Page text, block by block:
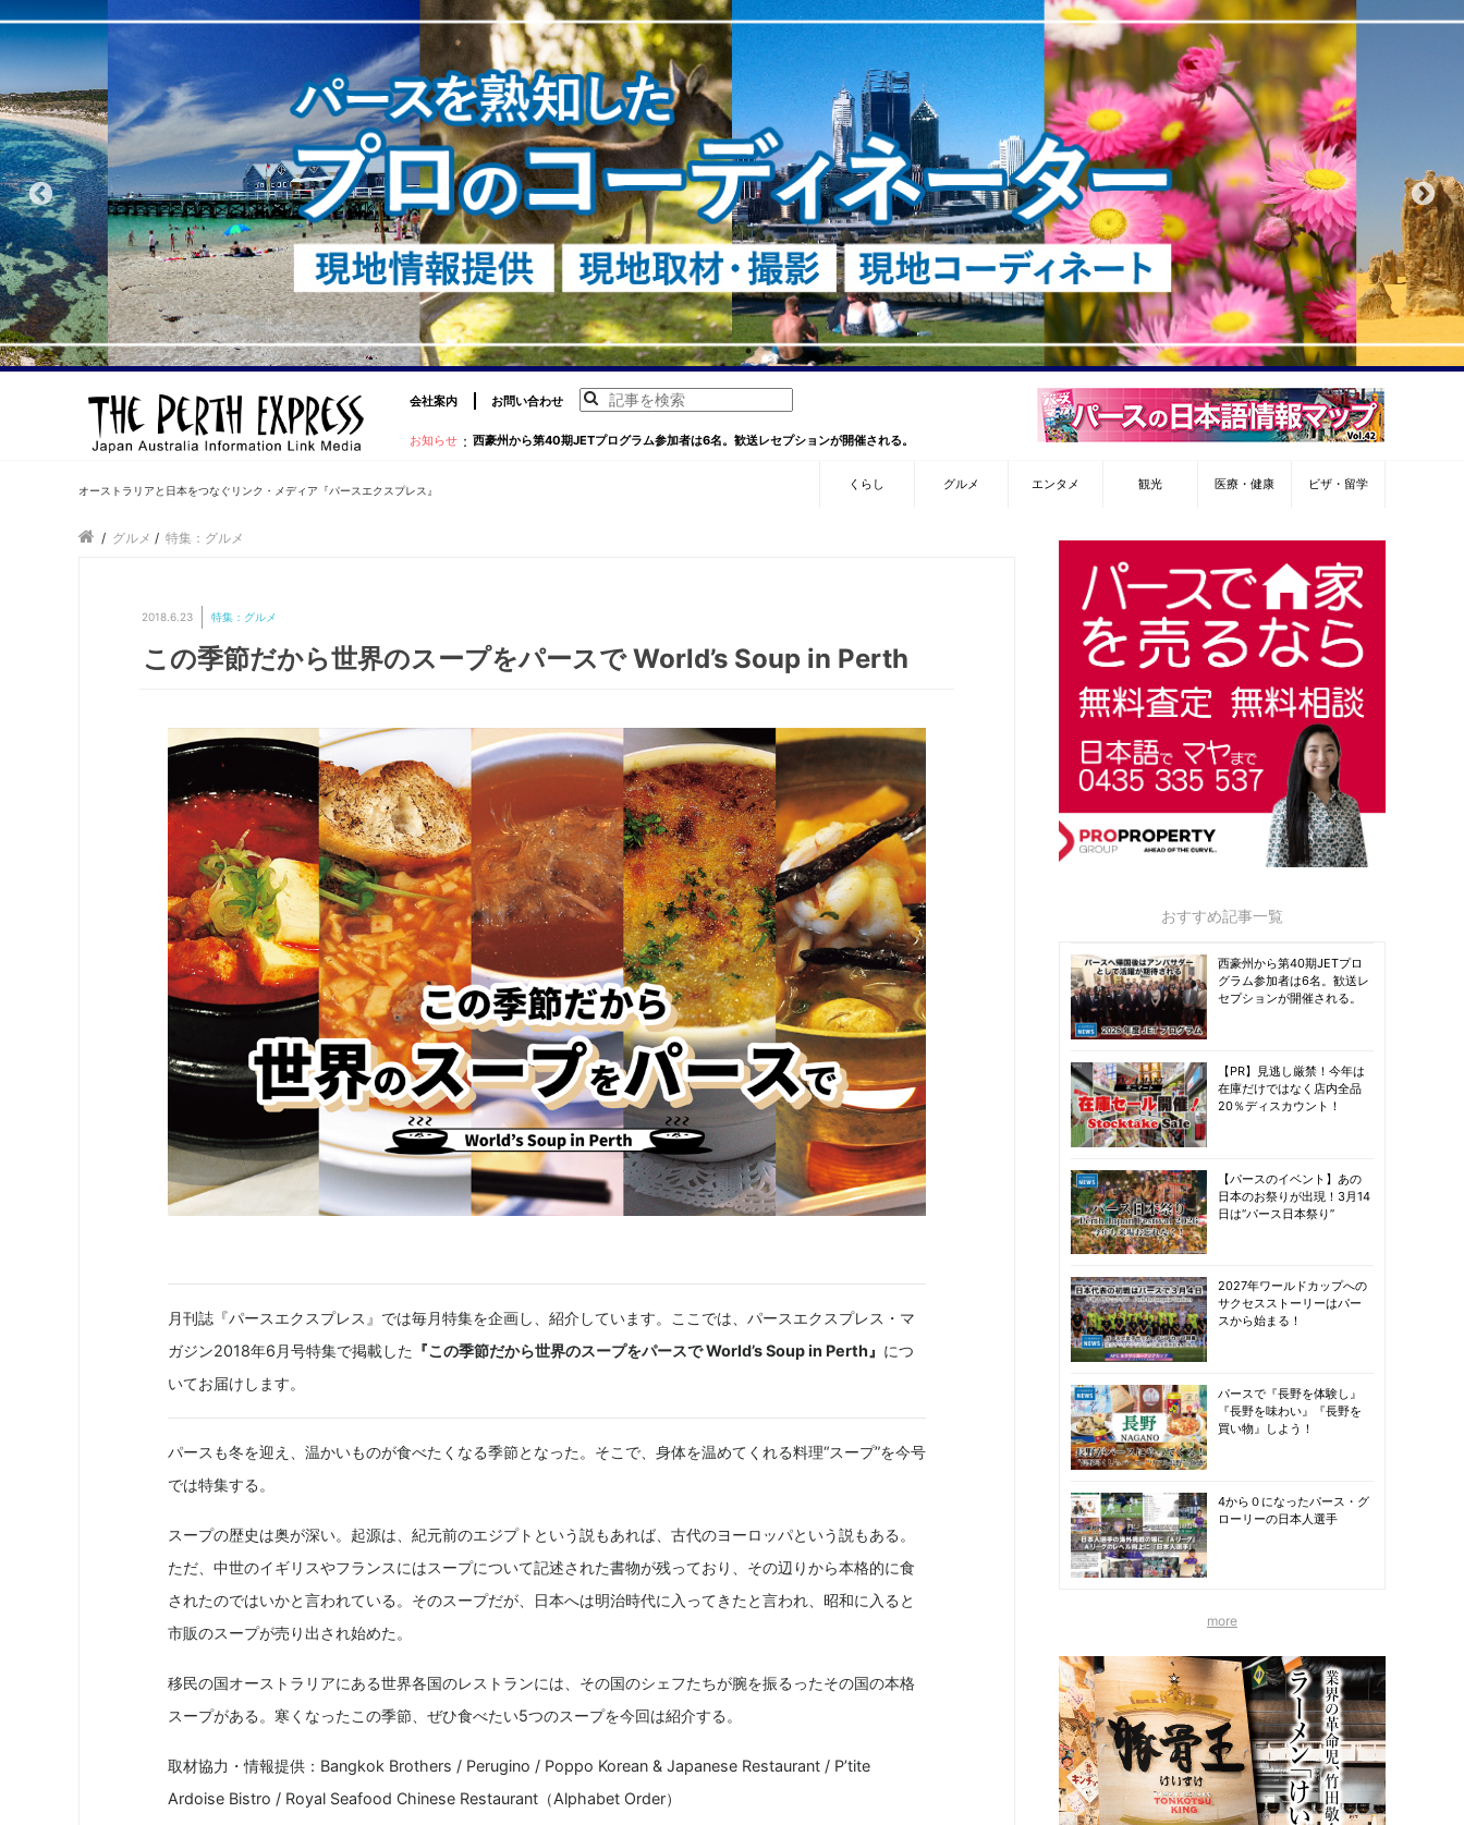
会社案内 お問い合わせ
お知らせ ： 西豪州から第40期JETプログラム参加者は6名。歓送レセプションが開催される。
オーストラリアと日本をつなぐリンク・メディア『パースエクスプレス』 くらし グルメ エンタメ 観光 医療・健康 ビザ・留学
/ グルメ / 特集：グルメ
2018.6.23 特集：グルメ
この季節だから世界のスープをパースで World’s Soup in Perth
月刊誌『パースエクスプレス』では毎月特集を企画し、紹介しています。ここでは、パースエクスプレス・マ
ガジン2018年6月号特集で掲載した 『この季節だから世界のスープをパースで World’s Soup in Perth』 につ
いてお届けします。
パースも冬を迎え、温かいものが食べたくなる季節となった。そこで、身体を温めてくれる料理“スープ”を今号
では特集する。
スープの歴史は奥が深い。起源は、紀元前のエジプトという説もあれば、古代のヨーロッパという説もある。
ただ、中世のイギリスやフランスにはスープについて記述された書物が残っており、その辺りから本格的に食
されたのではいかと言われている。そのスープだが、日本へは明治時代に入ってきたと言われ、昭和に入ると
市販のスープが売り出され始めた。
移民の国オーストラリアにある世界各国のレストランには、その国のシェフたちが腕を振るったその国の本格
スープがある。寒くなったこの季節、ぜひ食べたい5つのスープを今回は紹介する。
取材協力・情報提供：Bangkok Brothers / Perugino / Poppo Korean & Japanese Restaurant / P’tite
Ardoise Bistro / Royal Seafood Chinese Restaurant（Alphabet Order）
おすすめ記事一覧
西豪州から第40期JETプロ
グラム参加者は6名。歓送レ
セプションが開催される。
【PR】見逃し厳禁！今年は
在庫だけではなく店内全品
20％ディスカウント！
【パースのイベント】あの
日本のお祭りが出現！3月14
日は“パース日本祭り”
2027年ワールドカップへの
サクセスストーリーはパー
スから始まる！
パースで『長野を体験し』
『長野を味わい』『長野を
買い物』しよう！
4から０になったパース・グ
ローリーの日本人選手
more